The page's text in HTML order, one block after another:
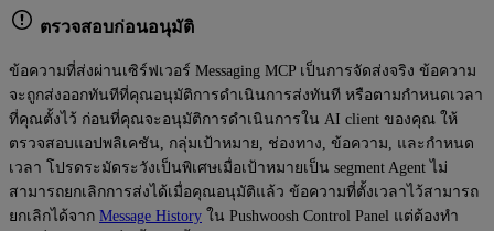
ตรวจสอบก่อนอนุมัติ
ข้อความที่ส่งผ่านเซิร์ฟเวอร์ Messaging MCP เป็นการจัดส่งจริง ข้อความ
จะถูกส่งออกทันทีที่คุณอนุมัติการดำเนินการส่งทันที หรือตามกำหนดเวลา
ที่คุณตั้งไว้ ก่อนที่คุณจะอนุมัติการดำเนินการใน AI client ของคุณ ให้
ตรวจสอบแอปพลิเคชัน, กลุ่มเป้าหมาย, ช่องทาง, ข้อความ, และกำหนด
เวลา โปรดระมัดระวังเป็นพิเศษเมื่อเป้าหมายเป็น segment Agent ไม่
สามารถยกเลิกการส่งได้เมื่อคุณอนุมัติแล้ว ข้อความที่ตั้งเวลาไว้สามารถ
ยกเลิกได้จาก Message History ใน Pushwoosh Control Panel แต่ต้องทำ